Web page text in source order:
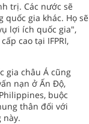
trị. Các nước sẽ
gia khác. Họ sẽ
lợi ích quốc gia",
cao tại IFPRI,
gia châu Á cũng
nạn ở Ấn Độ,
buộc
thân đối với
này.